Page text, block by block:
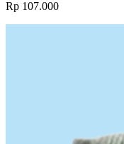
Rp 107.000